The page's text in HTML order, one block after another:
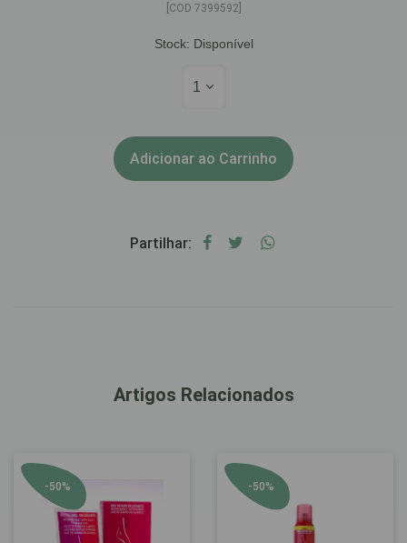
[COD 7399592]
Stock: Disponível
1
Adicionar ao Carrinho
Partilhar:
Artigos Relacionados
-50% -50%